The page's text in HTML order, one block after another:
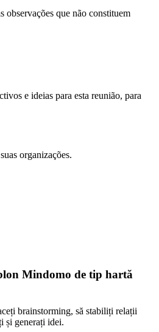
observações que não constituem
e ideias para esta reunião, para
organizações.
Mindomo de tip hartă
brainstorming, să stabiliți relații
și generați idei.